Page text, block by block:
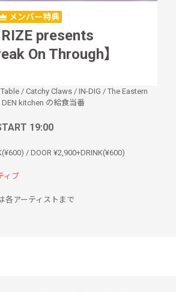
メンバー特典
presents
On Through】
Table / Catchy Claws / IN-DIG / The Eastern
DEN kitchen の給食当番
19:00
/ DOOR ¥2,900+DRINK(¥600)
ィブ
各アーティストまで